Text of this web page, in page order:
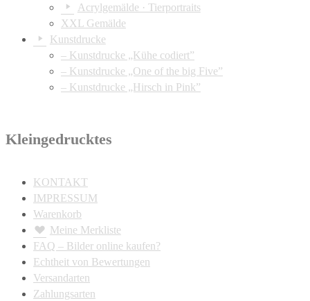
Acrylgemälde · Tierportraits
XXL Gemälde
Kunstdrucke
– Kunstdrucke „Kühe codiert”
– Kunstdrucke „One of the big Five”
– Kunstdrucke „Hirsch in Pink”
Kleingedrucktes
KONTAKT
IMPRESSUM
Warenkorb
Meine Merkliste
FAQ – Bilder online kaufen?
Echtheit von Bewertungen
Versandarten
Zahlungsarten